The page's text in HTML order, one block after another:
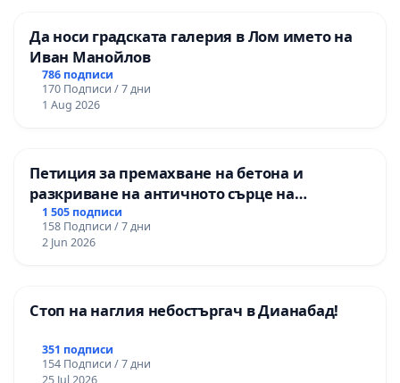
Да носи градската галерия в Лом името на
Иван Манойлов
786 подписи
170 Подписи / 7 дни
1 Aug 2026
Петиция за премахване на бетона и
разкриване на античното сърце на
Могиланската могила във Враца
1 505 подписи
158 Подписи / 7 дни
2 Jun 2026
Стоп на наглия небостъргач в Дианабад!
351 подписи
154 Подписи / 7 дни
25 Jul 2026